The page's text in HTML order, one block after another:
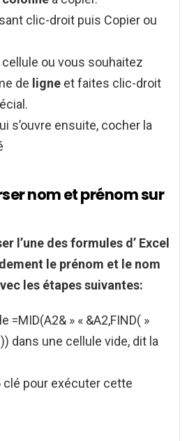
clic-droit puis Copier ou
ou vous souhaitez
de ligne et faites clic-droit
s’ouvre ensuite, cocher la
nom et prénom sur
l’une des formules d’ Excel
le prénom et le nom
les étapes suivantes:
=MID(A2& » « &A2,FIND( »
dans une cellule vide, dit la
clé pour exécuter cette